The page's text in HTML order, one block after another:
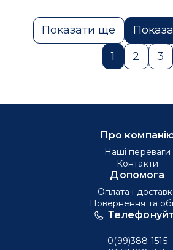
Показати ще
1
2 3
0(99)388-1515
Про
Наші переваги
Контакти
Допомога
Оплата і
Повернення та